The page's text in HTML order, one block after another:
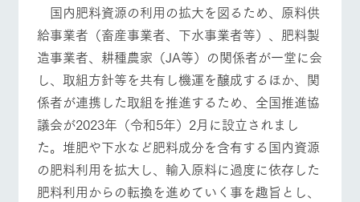
国内肥料資源の利用の拡大を図るため、原料供
給事業者（畜産事業者、下水事業者等）、肥料製
造事業者、耕種農家（JA等）の関係者が一堂に会
し、取組方針等を共有し機運を醸成するほか、関
係者が連携した取組を推進するため、全国推進協
議会が2023年（令和5年）2月に設立されまし
た。堆肥や下水など肥料成分を含有する国内資源
の肥料利用を拡大し、輸入原料に過度に依存した
肥料利用からの転換を進めていく事を趣旨とし、